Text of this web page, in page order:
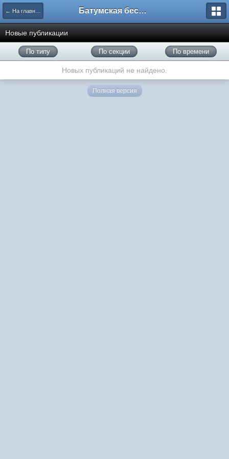
← На главную Батумская беседка
Новые публикации
По типу По секции По времени
Новых публикаций не найдено.
Полная версия